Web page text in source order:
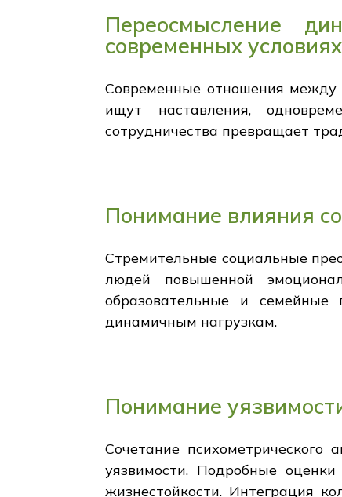
Переосмысление
современных условиях
Современные отношения между
ищут наставления,
сотрудничества превращает
Понимание влияния
Стремительные социальные
людей повышенной
образовательные и
динамичным нагрузкам.
Понимание
Сочетание
уязвимости. Подробные
жизнестойкости. Интеграция